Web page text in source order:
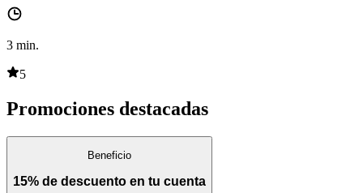
3 min.
5
Promociones destacadas
Beneficio
15% de descuento en tu cuenta